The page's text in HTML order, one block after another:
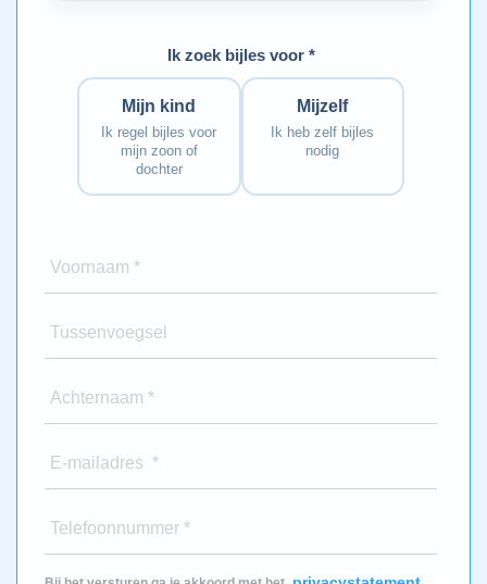
Ik zoek bijles voor *
Mijn kind
Ik regel bijles voor
mijn zoon of
dochter
Mijzelf
Ik heb zelf bijles
nodig
Voornaam *
Tussenvoegsel
Achternaam *
E-mailadres *
Telefoonnummer *